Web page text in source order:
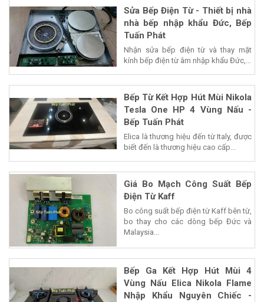
Sửa Bếp Điện Từ - Thiết bị nhà
nhà bếp nhập khẩu Đức, Bếp
Tuấn Phát
Nhận sửa bếp điện từ và thay mặt
kính bếp điện từ âm nhập khẩu Đức,...
Bếp Từ Kết Hợp Hút Mùi Nikola
Tesla One HP 4 Vùng Nấu -
Bếp Tuấn Phát
Elica là thương hiệu đến từ Italy, được
biết đến là thương hiệu cao cấp...
Giá Bo Mạch Công Suất Bếp
Điện Từ Kaff
Bo công suất bếp điện từ Kaff bên từ,
bo thay cho các dòng bếp Đức và
Malaysia...
Bếp Ga Kết Hợp Hút Mùi 4
Vùng Nấu Elica Nikola Flame
Nhập Khẩu Nguyên Chiếc -